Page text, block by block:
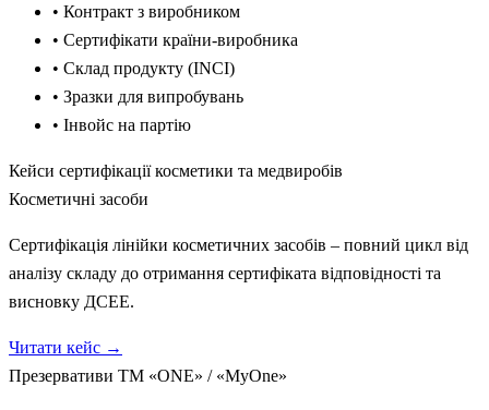
• Контракт з виробником
• Сертифікати країни-виробника
• Склад продукту (INCI)
• Зразки для випробувань
• Інвойс на партію
Кейси сертифікації косметики та медвиробів
Косметичні засоби
Сертифікація лінійки косметичних засобів – повний цикл від
аналізу складу до отримання сертифіката відповідності та
висновку ДСЕЕ.
Читати кейс →
Презервативи ТМ «ONE» / «MyOne»